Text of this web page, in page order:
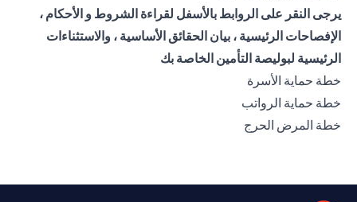
يرجى النقر على الروابط بالأسفل لقراءة الشروط و الأحكام ،
الإفصاحات الرئيسية ، بيان الحقائق الأساسية ، والاستثناءات
الرئيسية لبوليصة التأمين الخاصة بك
خطة حماية الأسرة
خطة حماية الرواتب
خطة المرض الحرج